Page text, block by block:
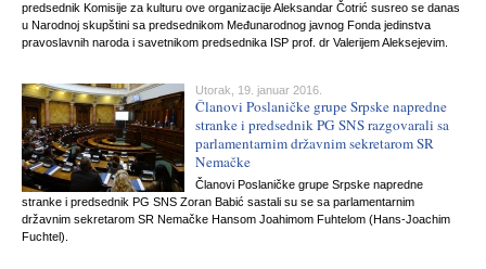
predsednik Komisije za kulturu ove organizacije Aleksandar Čotrić susreo se danas
u Narodnoj skupštini sa predsednikom Međunarodnog javnog Fonda jedinstva
pravoslavnih naroda i savetnikom predsednika ISP prof. dr Valerijem Aleksejevim.
Utorak, 19. januar 2016.
Članovi Poslaničke grupe Srpske napredne
stranke i predsednik PG SNS razgovarali sa
parlamentarnim državnim sekretarom SR
Nemačke
Članovi Poslaničke grupe Srpske napredne
stranke i predsednik PG SNS Zoran Babić sastali su se sa parlamentarnim
državnim sekretarom SR Nemačke Hansom Joahimom Fuhtelom (Hans-Joachim
Fuchtel).